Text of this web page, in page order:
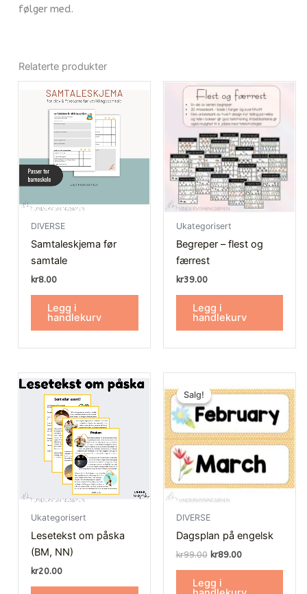
følger med.
Relaterte produkter
DIVERSE
Samtaleskjema før
samtale
kr8.00
Legg i
handlekurv
Ukategorisert
Begreper – flest og
færrest
kr39.00
Legg i
handlekurv
Ukategorisert
Lesetekst om påska
(BM, NN)
kr20.00
Salg!
Salg!
DIVERSE
Dagsplan på engelsk
kr99.00
pris
var:
kr99.00.
kr89.00
pris
kr89.00.
Legg i